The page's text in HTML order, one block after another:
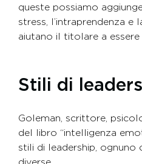
queste possiamo
stress, l’intraprendenza e
aiutano il titolare a
Stili di
Goleman, scrittore,
del libro “intelligenza
stili di leadership, ognuno